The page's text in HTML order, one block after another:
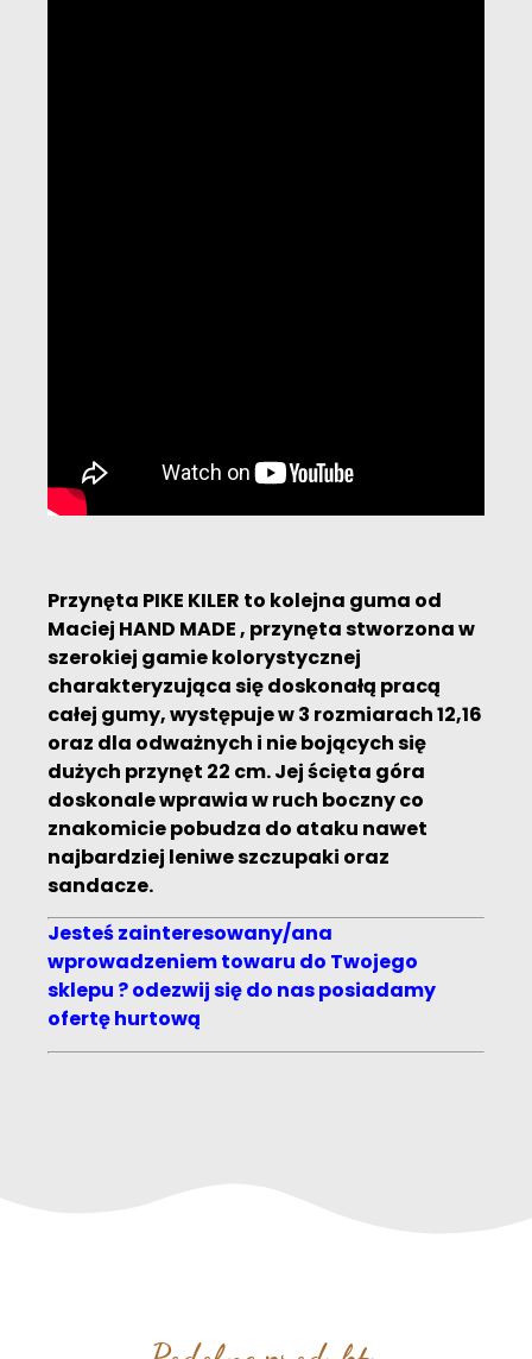
Przynęta PIKE KILER to kolejna guma od
Maciej HAND MADE , przynęta stworzona w
szerokiej gamie kolorystycznej
charakteryzująca się doskonałą pracą
całej gumy, występuje w 3 rozmiarach 12,16
oraz dla odważnych i nie bojących się
dużych przynęt 22 cm. Jej ścięta góra
doskonale wprawia w ruch boczny co
znakomicie pobudza do ataku nawet
najbardziej leniwe szczupaki oraz
sandacze.
Jesteś zainteresowany/ana
wprowadzeniem towaru do Twojego
sklepu ? odezwij się do nas posiadamy
ofertę hurtową